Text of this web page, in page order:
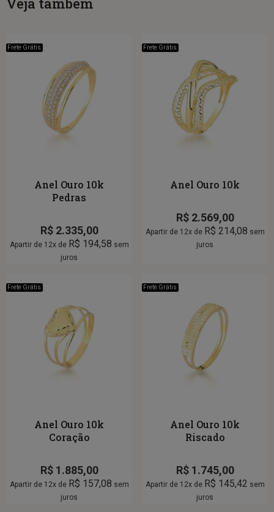
Frete Grátis
Anel Ouro 10k
Pedras
R$2.335,00
Apartir de 12x de R$ 194,58 sem
juros
Frete Grátis
Anel Ouro 10k
R$2.569,00
Apartir de 12x de R$ 214,08 sem
juros
Frete Grátis
Anel Ouro 10k
Coração
R$1.885,00
Apartir de 12x de R$ 157,08 sem
juros
Frete Grátis
Anel Ouro 10k
Riscado
R$1.745,00
Apartir de 12x de R$ 145,42 sem
juros